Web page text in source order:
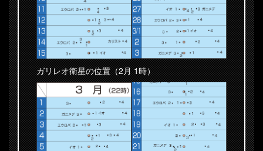
ガリレオ衛星の位置（2月 1時）